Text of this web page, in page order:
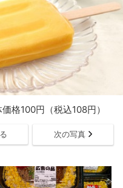
格100円（税込108円）
次の写真